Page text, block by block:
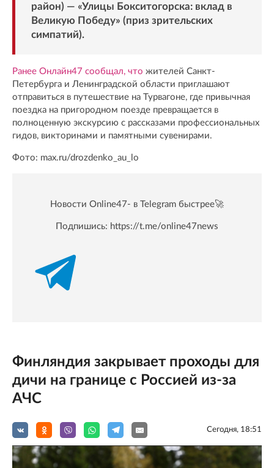
район) — «Улицы Бокситогорска: вклад в
Великую Победу» (приз зрительских
симпатий).
Ранее Онлайн47 сообщал, что жителей Санкт-
Петербурга и Ленинградской области приглашают
отправиться в путешествие на Турвагоне, где привычная
поездка на пригородном поезде превращается в
полноценную экскурсию с рассказами профессиональных
гидов, викторинами и памятными сувенирами.
Фото: max.ru/drozdenko_au_lo
Новости Online47- в Telegram быстрее🚀
Подпишись: https://t.me/online47news
Финляндия закрывает проходы для
дичи на границе с Россией из-за
АЧС
Сегодня, 18:51